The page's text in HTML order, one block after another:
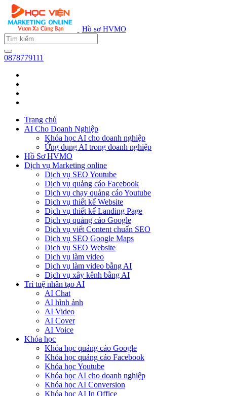
Hồ sơ HVMO
0878779111
Trang chủ
AI Cho Doanh Nghiệp
Khóa học AI cho doanh nghiệp
Ứng dụng AI trong doanh nghiệp
Hồ Sơ HVMO
Dịch vụ Marketing online
Dịch vụ SEO Youtube
Dịch vụ quảng cáo Facebook
Dịch vụ chạy quảng cáo Youtube
Dịch vụ thiết kế Website
Dịch vụ thiết kế Landing Page
Dịch vụ quảng cáo Google
Dịch vụ viết Content chuẩn SEO
Dịch vụ SEO Google Maps
Dịch vụ SEO Website
Dịch vụ làm video
Dịch vụ làm video bằng AI
Dịch vụ xây kênh bằng AI
Trí tuệ nhân tạo AI
AI Chat
AI hình ảnh
AI Video
AI Cover
AI Voice
Khóa học
Khóa học quảng cáo Google
Khóa học quảng cáo Facebook
Khóa học Youtube
Khóa học AI cho doanh nghiệp
Khóa học AI Conversion
Khóa học AI In Office